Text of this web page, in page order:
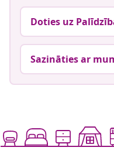
Doties uz
Sazināties ar